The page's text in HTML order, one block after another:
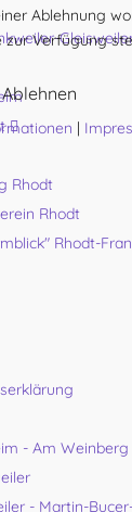
Rhodt
Rhodt
Rhodt-
- Am Weinberg
- Martin-
Ablehnung
zur Verfügung
Ablehnen
|